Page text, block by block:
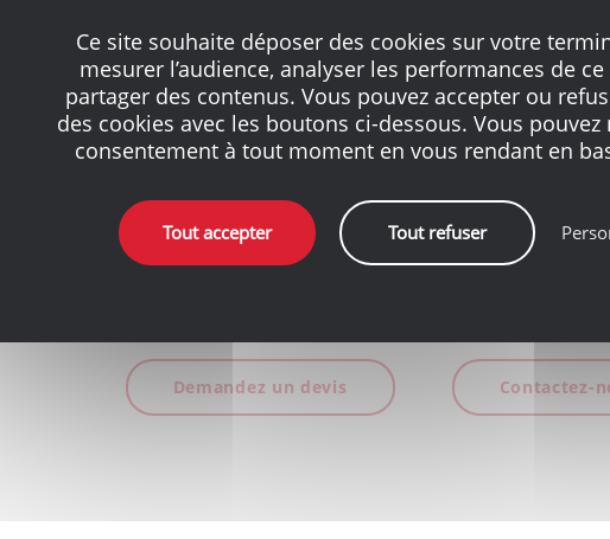
avec une incroyable vitesse et précision !
dans votre agence Chavigny Matériaux !
Demandez un devis Contactez-
Ce site souhaite déposer des cookies sur votre
mesurer l’audience, analyser les performances de
partager des contenus. Vous pouvez accepter ou
des cookies avec les boutons ci-dessous. Vous
consentement à tout moment en vous rendant en
Tout accepter Tout refuser